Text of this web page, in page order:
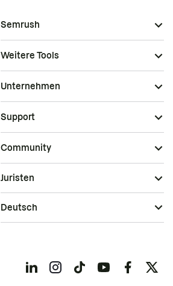
Semrush
Weitere Tools
Unternehmen
Support
Community
Juristen
Deutsch